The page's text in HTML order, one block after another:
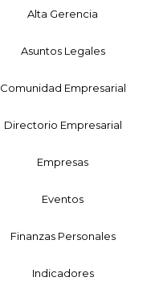
Alta Gerencia
Asuntos Legales
Comunidad Empresarial
Directorio Empresarial
Empresas
Eventos
Finanzas Personales
Indicadores